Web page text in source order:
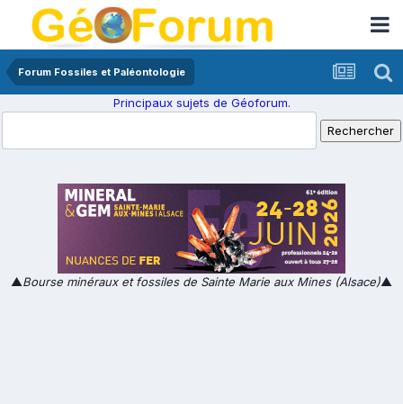
Forum Fossiles et Paléontologie
Principaux sujets de Géoforum.
▲Bourse minéraux et fossiles de Sainte Marie aux Mines (Alsace)▲